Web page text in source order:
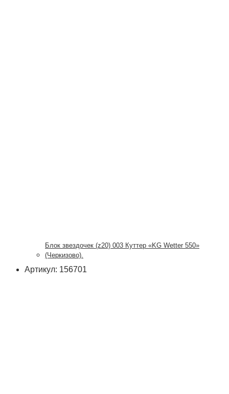
Блок звездочек (z20) 003 Куттер «KG Wetter 550»
(Черкизово).
Артикул: 156701